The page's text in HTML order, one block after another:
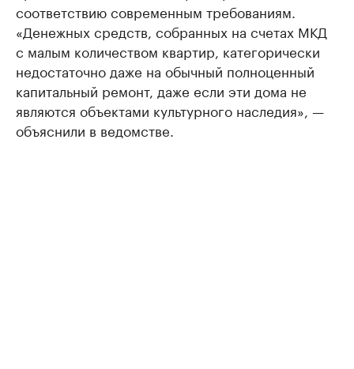
соответствию современным требованиям.
«Денежных средств, собранных на счетах МКД
с малым количеством квартир, категорически
недостаточно даже на обычный полноценный
капитальный ремонт, даже если эти дома не
являются объектами культурного наследия», —
объяснили в ведомстве.